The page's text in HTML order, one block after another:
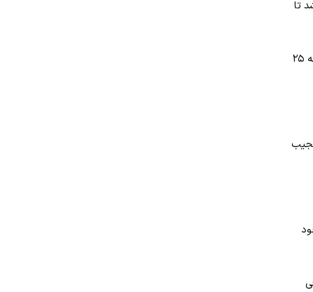
شد تا
پرسپولیس سعی داشت با فرارهای براجعه و امیری از جناحین از فضای خالی برای ایجاد موقعیت استفاده کند اما این امر محقق نشد تا خیبر روی در دقیقه ۲۵
سانتر دقیق خود